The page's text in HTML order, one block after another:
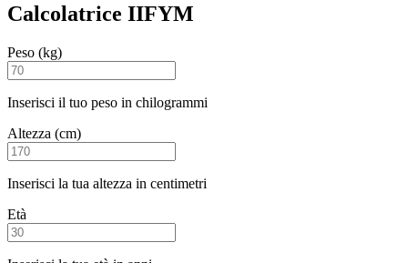
Calcolatrice IIFYM
Peso (kg)
Inserisci il tuo peso in chilogrammi
Altezza (cm)
Inserisci la tua altezza in centimetri
Età